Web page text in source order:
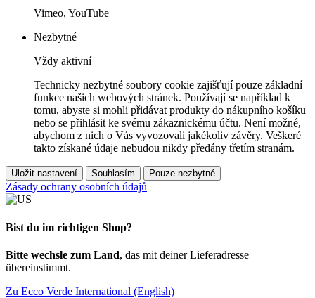
Vimeo, YouTube
Nezbytné
Vždy aktivní
Technicky nezbytné soubory cookie zajišťují pouze základní
funkce našich webových stránek. Používají se například k
tomu, abyste si mohli přidávat produkty do nákupního košíku
nebo se přihlásit ke svému zákaznickému účtu. Není možné,
abychom z nich o Vás vyvozovali jakékoliv závěry. Veškeré
takto získané údaje nebudou nikdy předány třetím stranám.
Uložit nastavení Souhlasím Pouze nezbytné
Zásady ochrany osobních údajů
Bist du im richtigen Shop?
Bitte wechsle zum Land, das mit deiner Lieferadresse
übereinstimmt.
Zu Ecco Verde International (English)